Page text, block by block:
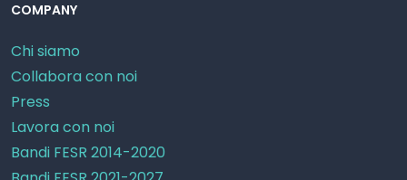
COMPANY
Chi siamo
Collabora con noi
Press
Lavora con noi
Bandi FESR 2014-2020